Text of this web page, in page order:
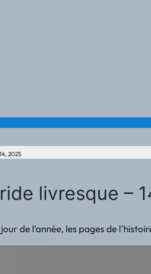
2025
livresque –
jour de l’année, les pages de